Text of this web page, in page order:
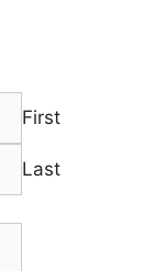
First
Last